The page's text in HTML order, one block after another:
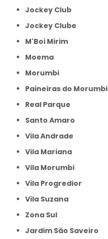
Jockey Club
Jockey Clube
M'Boi Mirim
Moema
Morumbi
Paineiras do Morumbi
Real Parque
Santo Amaro
Vila Andrade
Vila Mariana
Vila Morumbi
Vila Progredior
Vila Suzana
Zona Sul
jardim São Saveiro